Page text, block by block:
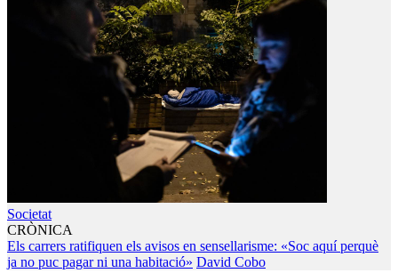
Societat
CRÒNICA
Els carrers ratifiquen els avisos en sensellarisme: «Soc aquí perquè
ja no puc pagar ni una habitació» David Cobo